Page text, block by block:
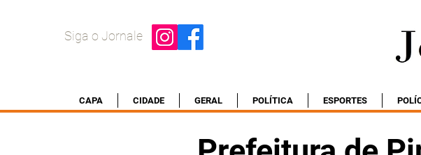
Siga o Jornale
CAPA CIDADE GERAL POLÍTICA ESPORTES